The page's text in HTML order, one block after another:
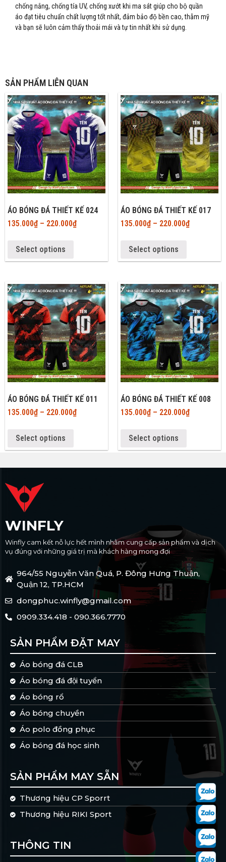
chống nắng, chống tía UV, chống xướt khi ma sát giúp cho bộ quần
áo đạt tiêu chuẩn chất lượng tốt nhất, đảm bảo độ bền cao, thẫm mỹ
và bạn sẽ luôn cảm thấy thoải mái và tự tin nhất khi sử dụng.
SẢN PHẨM LIÊN QUAN
ÁO BÓNG ĐÁ THIẾT KẾ 024
135.000₫– 220.000₫
Select options
ÁO BÓNG ĐÁ THIẾT KẾ 017
135.000₫– 220.000₫
Select options
ÁO BÓNG ĐÁ THIẾT KẾ 011
135.000₫– 220.000₫
Select options
ÁO BÓNG ĐÁ THIẾT KẾ 008
135.000₫– 220.000₫
Select options
WINFLY
Winfly cam kết nỗ lực hết mình nhằm cung cấp sản phẩm và dịch
vụ đúng với những giá trị mà khách hàng mong đợi
964/55 Nguyễn Văn Quá, P. Đông Hưng Thuận,
Quận 12, TP.HCM
dongphuc.winfly@gmail.com
0909.334.418 - 090.366.7770
SẢN PHẨM ĐẶT MAY
Áo bóng đá CLB
Áo bóng đá đội tuyển
Áo bóng rổ
Áo bóng chuyền
Áo polo đồng phục
Áo bóng đá học sinh
SẢN PHẨM MAY SẴN
Thương hiệu CP Sporrt
Thương hiệu RIKI Sport
THÔNG TIN